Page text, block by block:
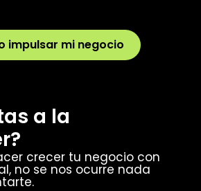
impulsar mi negocio
a la
crecer tu negocio con
no se nos ocurre nada